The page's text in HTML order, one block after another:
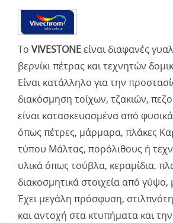
Το VIVESTONEείναι διαφανές
βερνίκι πέτρας και τεχνητών
Είναι κατάλληλο για την
διακόσμηση τοίχων, τζακιών,
είναι κατασκευασμένα από
όπως πέτρες, μάρμαρα, πλάκες
τύπου Μάλτας, πορόλιθους ή
υλικά όπως τούβλα, κεραμίδια,
διακοσμητικά στοιχεία από γύψο,
Έχει μεγάλη πρόσφυση,
και αντοχή στα κτυπήματα και